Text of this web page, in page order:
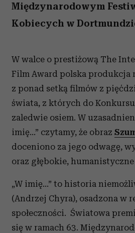
Międzynarodowym
Kobiecych w
W walce o prestiżową The
Film Award polska produkcja
z ponad setką filmów z
świata, z których do Konkursu
zaledwie osiem. W
imię…” czytamy, że obraz
doceniono za jego odwagę,
oraz głębokie, humanistyczne
„W imię…” to historia
(Andrzej Chyra), osadzona w
społeczności. Światowa
się w ramach 63.